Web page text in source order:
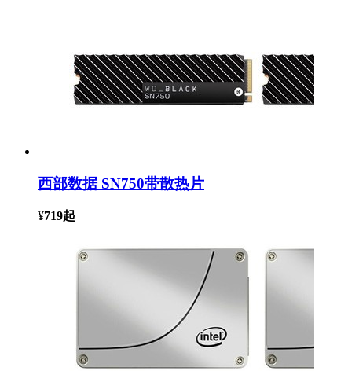
西部数据 SN750带散热片
¥719起